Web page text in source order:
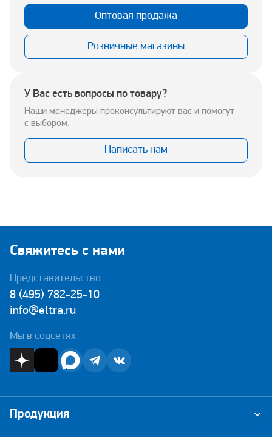
Оптовая продажа
Розничные магазины
У Вас есть вопросы по товару?
Наши менеджеры проконсультируют вас и помогут
с выбором.
Написать нам
Свяжитесь с нами
Представительство
8 (495) 782-25-10
info@eltra.ru
Мы в соцсетях
Продукция